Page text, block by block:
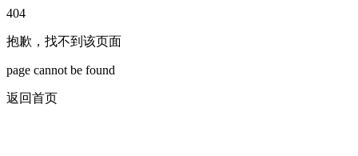
404
抱歉，找不到该页面
page cannot be found
返回首页